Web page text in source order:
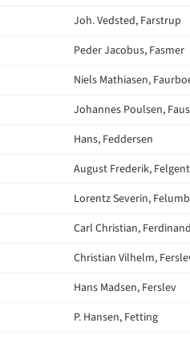
Joh. Vedsted, Farstrup
Peder Jacobus, Fasmer
Niels Mathiasen,
Johannes Poulsen,
Hans, Feddersen
August Frederik,
Lorentz Severin, Felumb
Carl Christian,
Christian Vilhelm,
Hans Madsen, Ferslev
P. Hansen, Fetting